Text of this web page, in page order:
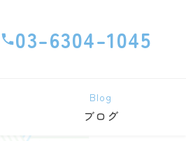
03-6304-1045
Blog
ブログ